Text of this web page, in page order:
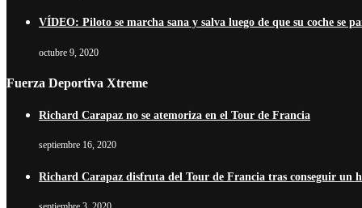
VÍDEO: Piloto se marcha sana y salva luego de que su coche se
octubre 9, 2020
Fuerza Deportiva Xtreme
Richard Carapaz no se atemoriza en el Tour de Francia
septiembre 16, 2020
Richard Carapaz disfruta del Tour de Francia tras conseguir un